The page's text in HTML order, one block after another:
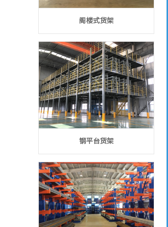
阁楼式货架
钢平台货架